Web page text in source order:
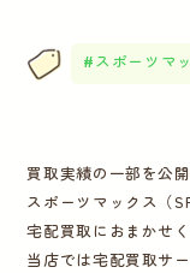
スポーツマ
買取実績の一部を公
スポーツマックス（
宅配買取におまかせく
当店では宅配買取サ